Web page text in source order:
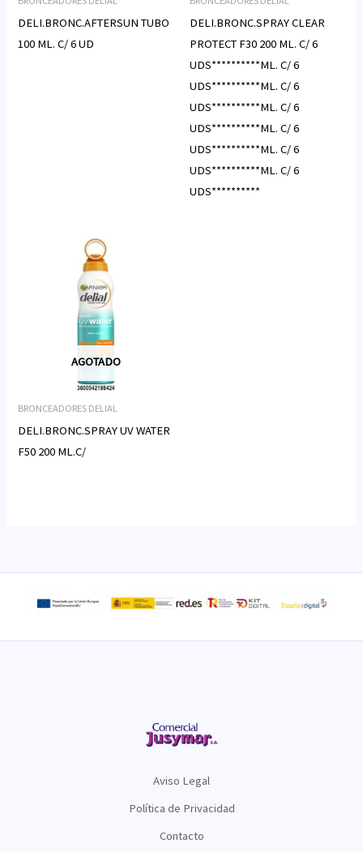
DELI.BRONC.AFTERSUN TUBO
100 ML. C/ 6 UD
DELI.BRONC.SPRAY CLEAR
PROTECT F30 200 ML. C/ 6
UDS**********ML. C/ 6
UDS**********ML. C/ 6
UDS**********ML. C/ 6
UDS**********ML. C/ 6
UDS**********ML. C/ 6
UDS**********ML. C/ 6
UDS**********
AGOTADO
BRONCEADORES DELIAL
DELI.BRONC.SPRAY UV WATER
F50 200 ML.C/
Aviso Legal
Política de Privacidad
Contacto